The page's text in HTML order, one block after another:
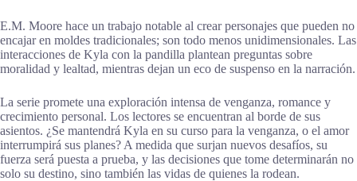
E.M. Moore hace un trabajo notable al crear personajes que pueden no
encajar en moldes tradicionales; son todo menos unidimensionales. Las
interacciones de Kyla con la pandilla plantean preguntas sobre
moralidad y lealtad, mientras dejan un eco de suspenso en la narración.
La serie promete una exploración intensa de venganza, romance y
crecimiento personal. Los lectores se encuentran al borde de sus
asientos. ¿Se mantendrá Kyla en su curso para la venganza, o el amor
interrumpirá sus planes? A medida que surjan nuevos desafíos, su
fuerza será puesta a prueba, y las decisiones que tome determinarán no
solo su destino, sino también las vidas de quienes la rodean.